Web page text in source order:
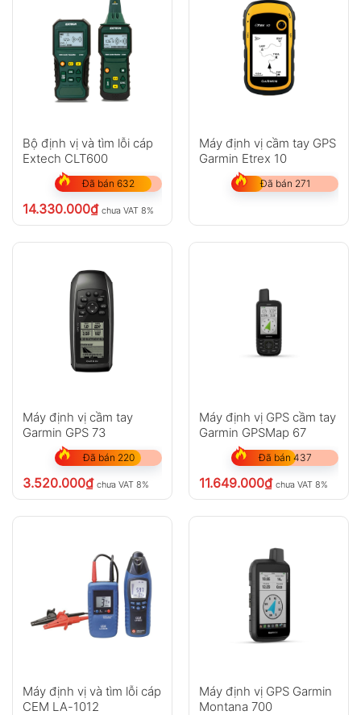
Bộ định vị và tìm lỗi cáp
Extech CLT600
Đã bán 632
14.330.000₫ chưa VAT 8%
Máy định vị cầm tay GPS
Garmin Etrex 10
Đã bán 271
Máy định vị cầm tay
Garmin GPS 73
Đã bán 220
3.520.000₫ chưa VAT 8%
Máy định vị GPS cầm tay
Garmin GPSMap 67
Đã bán 437
11.649.000₫ chưa VAT 8%
Máy định vị và tìm lỗi cáp
CEM LA-1012
Máy định vị GPS Garmin
Montana 700